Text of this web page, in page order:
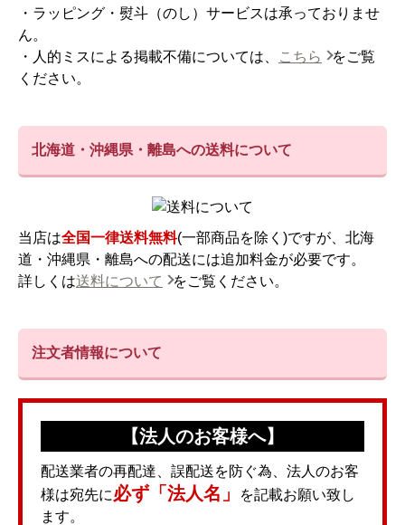
・ラッピング・熨斗（のし）サービスは承っておりませ
ん。
・人的ミスによる掲載不備については、
こちら
をご覧
ください。
北海道・沖縄県・離島への送料について
当店は全国一律送料無料(一部商品を除く)ですが、北海
道・沖縄県・離島への配送には追加料金が必要です。
詳しくは送料について をご覧ください。
注文者情報について
【法人のお客様へ】
配送業者の再配達、誤配送を防ぐ為、法人のお客
様は宛先に必ず「法人名」
を記載お願い致し
ます。